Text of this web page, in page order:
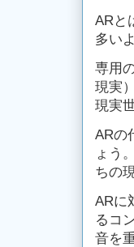
ARと
多い
専用
現実
現実
ARの
ょう
ちの
ARに
るコ
音を